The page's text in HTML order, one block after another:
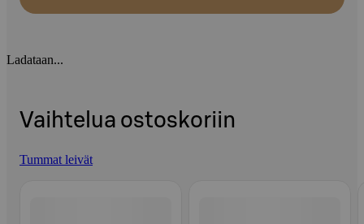
Ladataan...
Vaihtelua ostoskoriin
Tummat leivät